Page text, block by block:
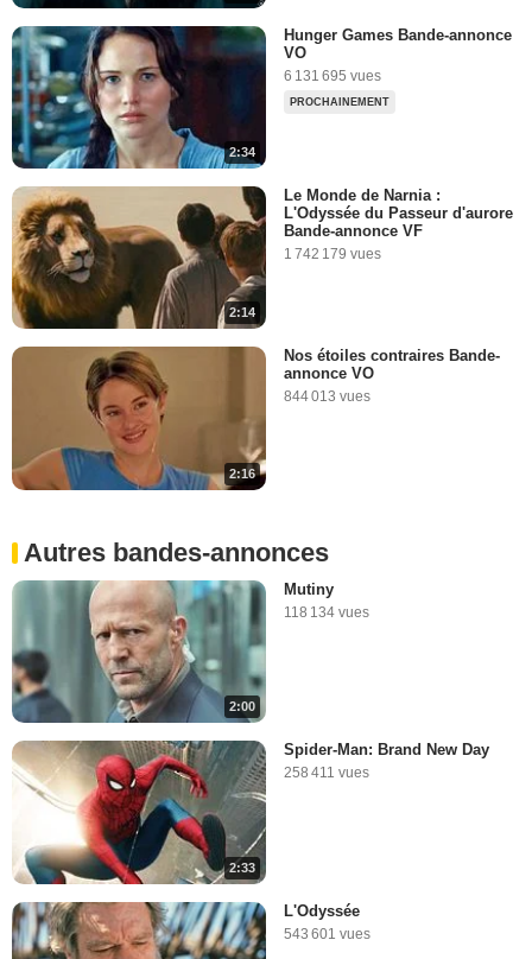
2:34
Hunger Games Bande-annonce
VO
6 131 695 vues
PROCHAINEMENT
2:14
Le Monde de Narnia :
L'Odyssée du Passeur d'aurore
Bande-annonce VF
1 742 179 vues
2:16
Nos étoiles contraires Bande-
annonce VO
844 013 vues
Autres bandes-annonces
2:00
Mutiny
118 134 vues
2:33
Spider-Man: Brand New Day
258 411 vues
L'Odyssée
543 601 vues